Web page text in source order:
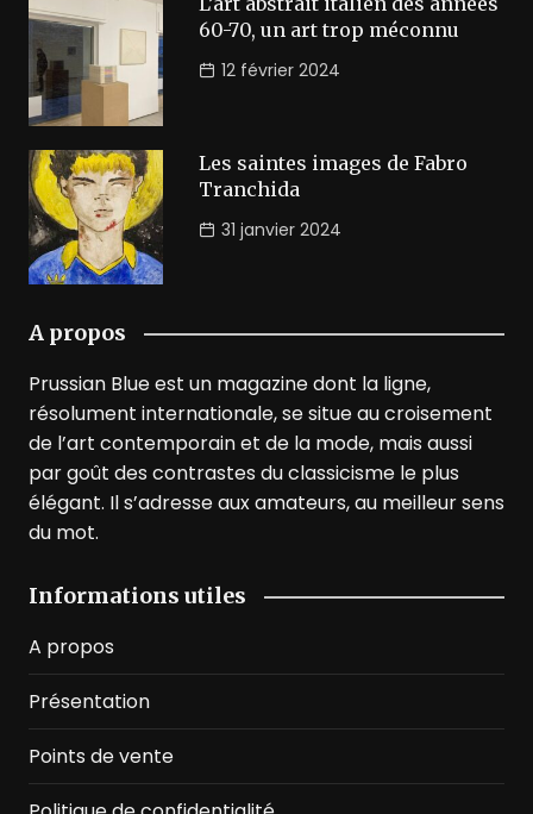
60-70, un art trop méconnu
12 février 2024
Les saintes images de Fabro
Tranchida
31 janvier 2024
A propos
Prussian Blue est un magazine dont la ligne,
résolument internationale, se situe au croisement
de l’art contemporain et de la mode, mais aussi
par goût des contrastes du classicisme le plus
élégant. Il s’adresse aux amateurs, au meilleur sens
du mot.
Informations utiles
A propos
Présentation
Points de vente